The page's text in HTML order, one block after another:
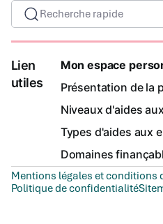
Recherche rapide
Lien
utiles
Mon espace
Présentation de la
Niveaux d'aides
Types d'aides aux
Domaines
Mentions légales et conditions
Politique de confidentialité